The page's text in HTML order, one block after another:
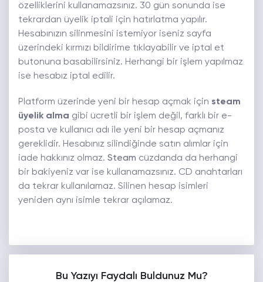
özelliklerini kullanamazsınız. 30 gün sonunda ise
tekrardan üyelik iptali için hatırlatma yapılır.
Hesabınızın silinmesini istemiyor iseniz sayfa
üzerindeki kırmızı bildirime tıklayabilir ve iptal et
butonuna basabilirsiniz. Herhangi bir işlem yapılmaz
ise hesabız iptal edilir.
Platform üzerinde yeni bir hesap açmak için steam
üyelik alma gibi ücretli bir işlem değil, farklı bir e-
posta ve kullanıcı adı ile yeni bir hesap açmanız
gereklidir. Hesabınız silindiğinde satın alımlar için
iade hakkınız olmaz. Steam cüzdanda da herhangi
bir bakiyeniz var ise kullanamazsınız. CD anahtarları
da tekrar kullanılamaz. Silinen hesap isimleri
yeniden aynı isimle tekrar açılamaz.
Bu Yazıyı Faydalı Buldunuz Mu?